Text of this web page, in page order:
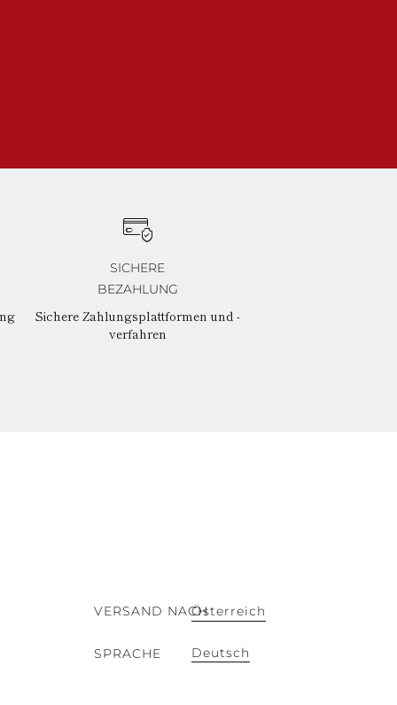
SICHERE
BEZAHLUNG
Sichere Zahlungsplattformen und -
verfahren
VERSAND NACHÖsterreich
SPRACHE Deutsch